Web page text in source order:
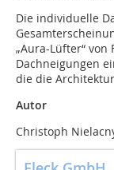
Die individuelle
„Aura-Lüfter“
Dachneigungen
die die
Autor
Christoph